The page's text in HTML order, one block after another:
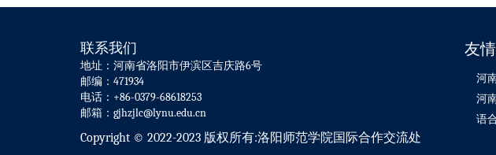
联系我们
地址：河南省洛阳市伊滨区吉庆路6号
邮编：471934
电话：+86-0379-68618253
邮箱：gjhzjlc@lynu.edu.cn
Copyright © 2022-2023 版权所有:洛阳师范学院国际合作交流处
友
河
河
语